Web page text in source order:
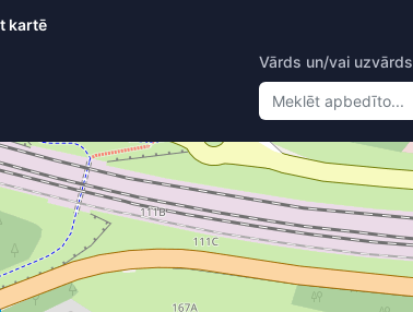
kartē
Vārds un/vai uzvārds